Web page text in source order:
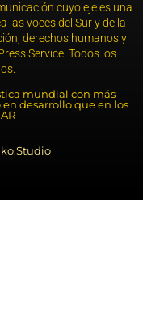
cuyo eje es una
las voces del Sur y de la
derechos humanos y
Service. Todos los
mundial con más
desarrollo que en los